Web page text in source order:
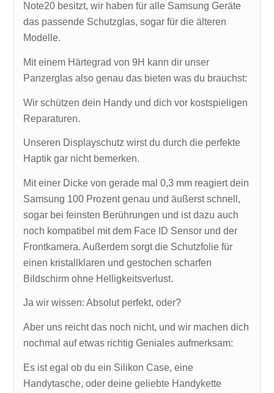
Note20 besitzt, wir haben für alle Samsung Geräte
das passende Schutzglas, sogar für die älteren
Modelle.
Mit einem Härtegrad von 9H kann dir unser
Panzerglas also genau das bieten was du brauchst:
Wir schützen dein Handy und dich vor kostspieligen
Reparaturen.
Unseren Displayschutz wirst du durch die perfekte
Haptik gar nicht bemerken.
Mit einer Dicke von gerade mal 0,3 mm reagiert dein
Samsung 100 Prozent genau und äußerst schnell,
sogar bei feinsten Berührungen und ist dazu auch
noch kompatibel mit dem Face ID Sensor und der
Frontkamera. Außerdem sorgt die Schutzfolie für
einen kristallklaren und gestochen scharfen
Bildschirm ohne Helligkeitsverlust.
Ja wir wissen: Absolut perfekt, oder?
Aber uns reicht das noch nicht, und wir machen dich
nochmal auf etwas richtig Geniales aufmerksam:
Es ist egal ob du ein Silikon Case, eine
Handytasche, oder deine geliebte Handykette